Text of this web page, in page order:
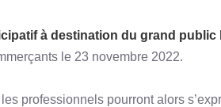
à destination du grand public
le 23 novembre 2022.
professionnels pourront alors